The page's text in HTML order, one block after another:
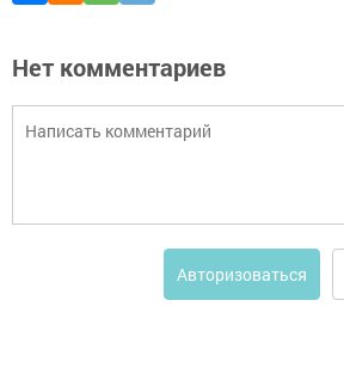
Нет комментариев
Авторизоваться